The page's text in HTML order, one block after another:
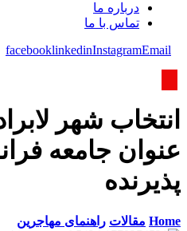
درباره ما
تماس با ما
facebooklinkedinInstagramEmail
انتخاب شهر
عنوان جامعه
پذیرنده
Home مقالات راهنمای مهاجرین